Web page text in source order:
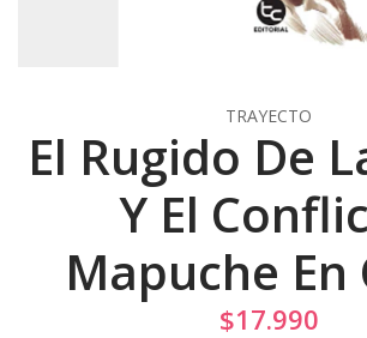
TRAYECTO
El Rugido De
Y El
Mapuche En
$17.990